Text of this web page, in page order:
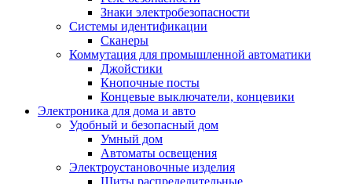
Знаки электробезопасности
Системы идентификации
Сканеры
Коммутация для промышленной автоматики
Джойстики
Кнопочные посты
Концевые выключатели, концевики
Электроника для дома и авто
Удобный и безопасный дом
Умный дом
Автоматы освещения
Электроустановочные изделия
Щиты распределительные